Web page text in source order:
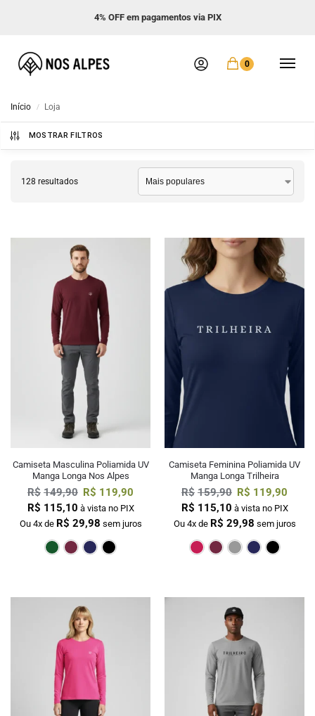
Frete GRÁTIS acima de R$ 299
0
Início / Loja
MOSTRAR FILTROS
128 resultados
Camiseta Masculina Poliamida UV
Manga Longa Nos Alpes
R$ 149,90 R$ 119,90
R$ 115,10 à vista no PIX
Ou 4x de R$ 29,98 sem juros
Verde Escuro Preto
Camiseta Feminina Poliamida UV
Manga Longa Trilheira
R$ 159,90 R$ 119,90
R$ 115,10 à vista no PIX
Ou 4x de R$ 29,98 sem juros
PinkBordô